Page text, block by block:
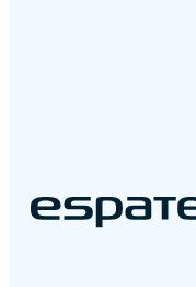
Espatent